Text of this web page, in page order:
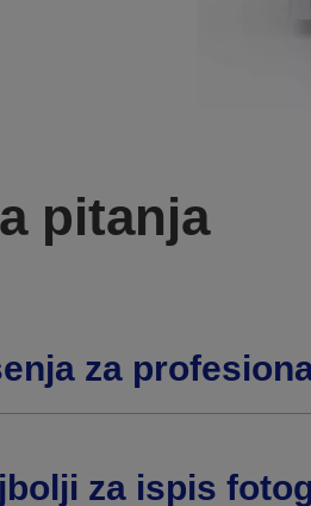
pitanja
za
za ispis